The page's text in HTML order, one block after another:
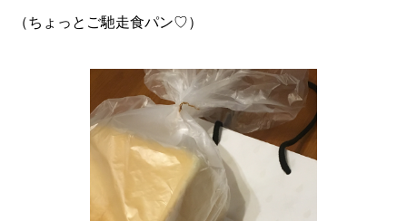
（ちょっとご馳走食パン♡）